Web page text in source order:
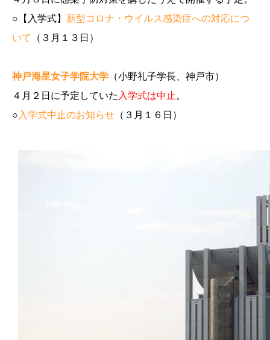
○【入学式】 新型コロナ・ウイルス感染症への対応につ
いて
（３月１３日）
神戸海星女子学院大学 （小野礼子学長、神戸市）
４月２日に予定していた 入学式は中止 。
○ 入学式中止のお知らせ （３月１６日）